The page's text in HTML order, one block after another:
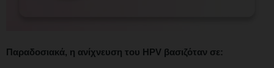
Παραδοσιακά, η ανίχνευση του HPV βασιζόταν σε: